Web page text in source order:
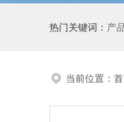
热门关键词： 产
当前位置：